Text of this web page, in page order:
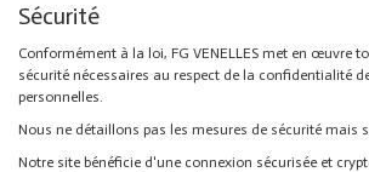
Sécurité
Conformément à la loi, FG VENELLES met en œuvre
sécurité nécessaires au respect de la confidentialité
personnelles.
Nous ne détaillons pas les mesures de sécurité mais
Notre site bénéficie d'une connexion sécurisée et